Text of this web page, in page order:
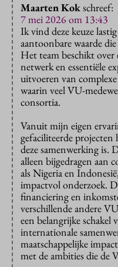
Maarten Kokschreef:
7 mei 2026 om 13:43
Ik vind deze keuze
aantoonbare waarde
Het team beschikt
netwerk en essentiële
uitvoeren van
waarin veel VU-
consortia.
Vanuit mijn eigen
gefaciliteerde projecten
deze samenwerking is.
alleen bijgedragen aan
als Nigeria en
impactvol onderzoek.
financiering en
verschillende andere
een belangrijke schakel
internationale
maatschappelijke
met de ambities die de